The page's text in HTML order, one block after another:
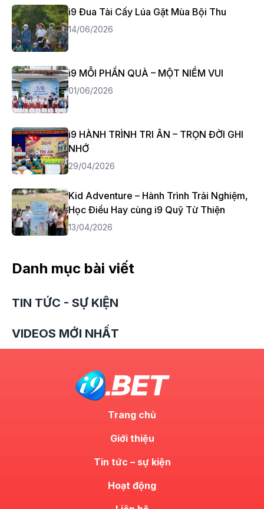
i9 Đua Tài Cấy Lúa Gặt Mùa Bội Thu
14/06/2026
i9 MỖI PHẦN QUÀ – MỘT NIỀM VUI
01/06/2026
i9 HÀNH TRÌNH TRI ÂN – TRỌN ĐỜI GHI
NHỚ
29/04/2026
Kid Adventure – Hành Trình Trải Nghiệm,
Học Điều Hay cùng i9 Quỹ Từ Thiện
13/04/2026
Danh mục bài viết
TIN TỨC - SỰ KIỆN
VIDEOS MỚI NHẤT
Trang chủ
Giới thiệu
Tin tức – sự kiện
Hoạt động